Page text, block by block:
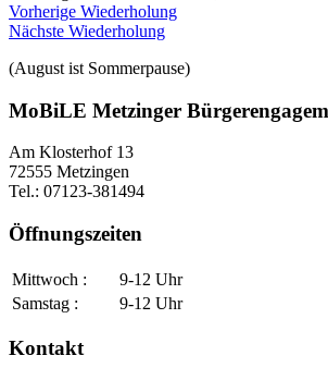
Vorherige Wiederholung
Nächste Wiederholung
(August ist Sommerpause)
MoBiLE Metzinger
Am Klosterhof 13
72555 Metzingen
Tel.: 07123-381494
Öffnungszeiten
Mittwoch :
9-12 Uhr
Samstag :
9-12 Uhr
Kontakt